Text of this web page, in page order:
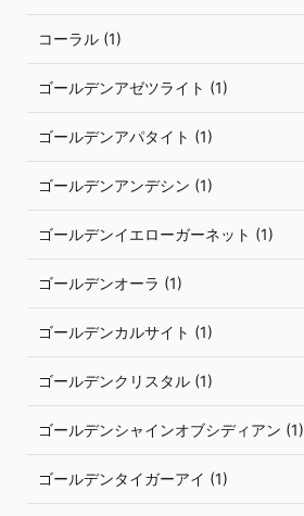
コーラル (1)
ゴールデンアゼツライト (1)
ゴールデンアパタイト (1)
ゴールデンアンデシン (1)
ゴールデンイエローガーネット (1)
ゴールデンオーラ (1)
ゴールデンカルサイト (1)
ゴールデンクリスタル (1)
ゴールデンシャインオブシディアン (1)
ゴールデンタイガーアイ (1)